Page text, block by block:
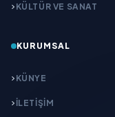
KÜLTÜR VE SANAT
KURUMSAL
KÜNYE
İLETIŞIM